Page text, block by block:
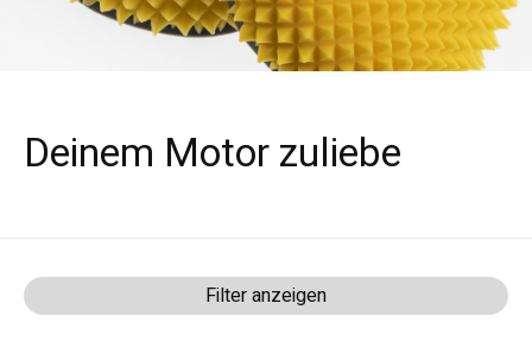
Deinem Motor zuliebe
Filter anzeigen